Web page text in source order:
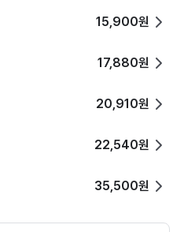
15,900원
17,880원
20,910원
22,540원
35,500원